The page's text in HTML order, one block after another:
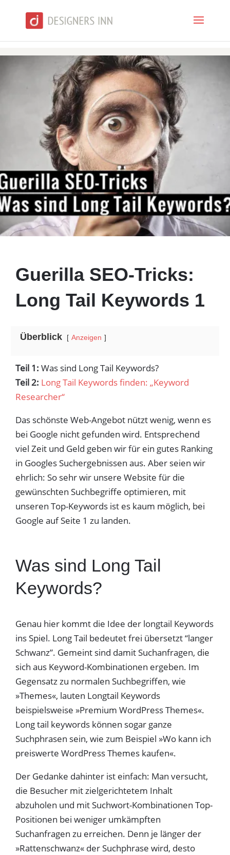
Guerilla SEO-Tricks:
Long Tail Keywords 1
Überblick Anzeigen
Teil 1: Was sind Long Tail Keywords?
Teil 2: Long Tail Keywords finden: „Keyword
Researcher“
Das schönste Web-Angebot nützt wenig, wenn es
bei Google nicht gefunden wird. Entsprechend
viel Zeit und Geld geben wir für ein gutes Ranking
in Googles Suchergebnissen aus. Aber seien wir
ehrlich: So sehr wir unsere Website für die
gewünschten Suchbegriffe optimieren, mit
unseren Top-Keywords ist es kaum möglich, bei
Google auf Seite 1 zu landen.
Was sind Long Tail
Keywords?
Genau hier kommt die Idee der longtail Keywords
ins Spiel. Long Tail bedeutet frei übersetzt “langer
Schwanz”. Gemeint sind damit Suchanfragen, die
sich aus Keyword-Kombinationen ergeben. Im
Gegensatz zu normalen Suchbegriffen, wie
»Themes«, lauten Longtail Keywords
beispielsweise »Premium WordPress Themes«.
Long tail keywords können sogar ganze
Suchphrasen sein, wie zum Beispiel »Wo kann ich
preiswerte WordPress Themes kaufen«.
Der Gedanke dahinter ist einfach: Man versucht,
die Besucher mit zielgerichtetem Inhalt
abzuholen und mit Suchwort-Kombinationen Top-
Positionen bei weniger umkämpften
Suchanfragen zu erreichen. Denn je länger der
»Rattenschwanz« der Suchphrase wird, desto